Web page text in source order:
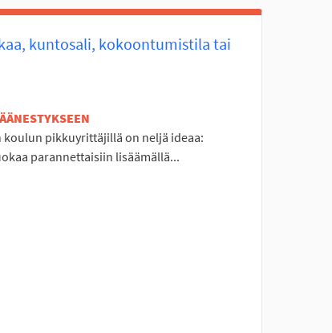
kuntosali, kokoontumistila tai
koulun pikkuyrittäjillä on neljä ideaa:
parannettaisiin lisäämällä...